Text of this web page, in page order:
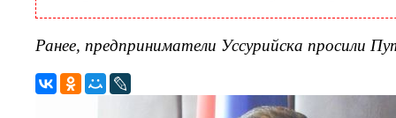
Ранее, предприниматели Уссурийска просили